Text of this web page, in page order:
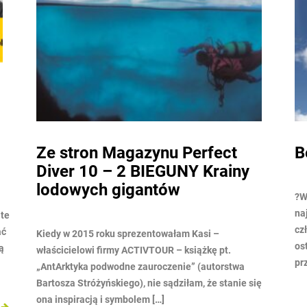
Bezpieczeństwo z Activtour
?WAŻNE INFORMACJE? Bezpieczeństwo i zdrowie są
człowieka – o czym przekonaliśmy się mocno w
ostatnim czasie. Dlatego też, chciałyśmy
przypomnieć o ochronie jaką […]
W
to